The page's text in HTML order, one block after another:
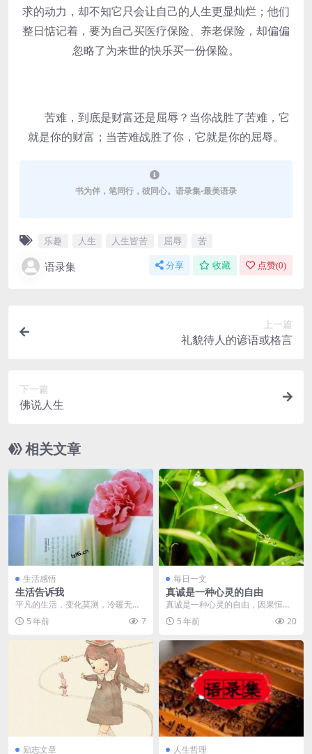
求的动力，却不知它只会让自己的人生更显灿烂；他们
整日惦记着，要为自己买医疗保险、养老保险，却偏偏
忽略了为来世的快乐买一份保险。
苦难，到底是财富还是屈辱？当你战胜了苦难，它
就是你的财富；当苦难战胜了你，它就是你的屈辱。
书为伴，笔同行，彼同心。语录集-最美语录
乐趣 人生 人生皆苦 屈辱 苦
语录集 分享 收藏 点赞(0)
上一篇
礼貌待人的谚语或格言
下一篇
佛说人生
相关文章
生活感悟
生活告诉我
平凡的生活，变化莫测，冷暖无
常。有苦有甜，有喜有忧。有聚有
散，有得有失。无论如何...
5 年前 7
每日一文
真诚是一种心灵的自由
真诚是一种心灵的自由，因果恒
在，信者而立，生活的最大快乐在
于更相信勤勉，包容，无...
5 年前 20
励志文章 人生哲理